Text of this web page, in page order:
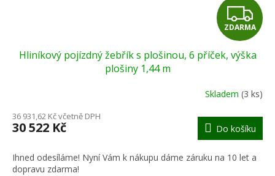
Z
D
A
R
M
A
ZDARMA
Hliníkový pojízdný žebřík s plošinou, 6 příček, výška
plošiny 1,44 m
Skladem (3 ks)
36 931,62 Kč včetně DPH
30 522 Kč Do košíku
Ihned odesíláme! Nyní Vám k nákupu dáme záruku na 10 let a
dopravu zdarma!